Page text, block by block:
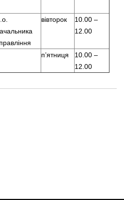
вівторок
10.00 –
12.00
п’ятниця
10.00 –
12.00